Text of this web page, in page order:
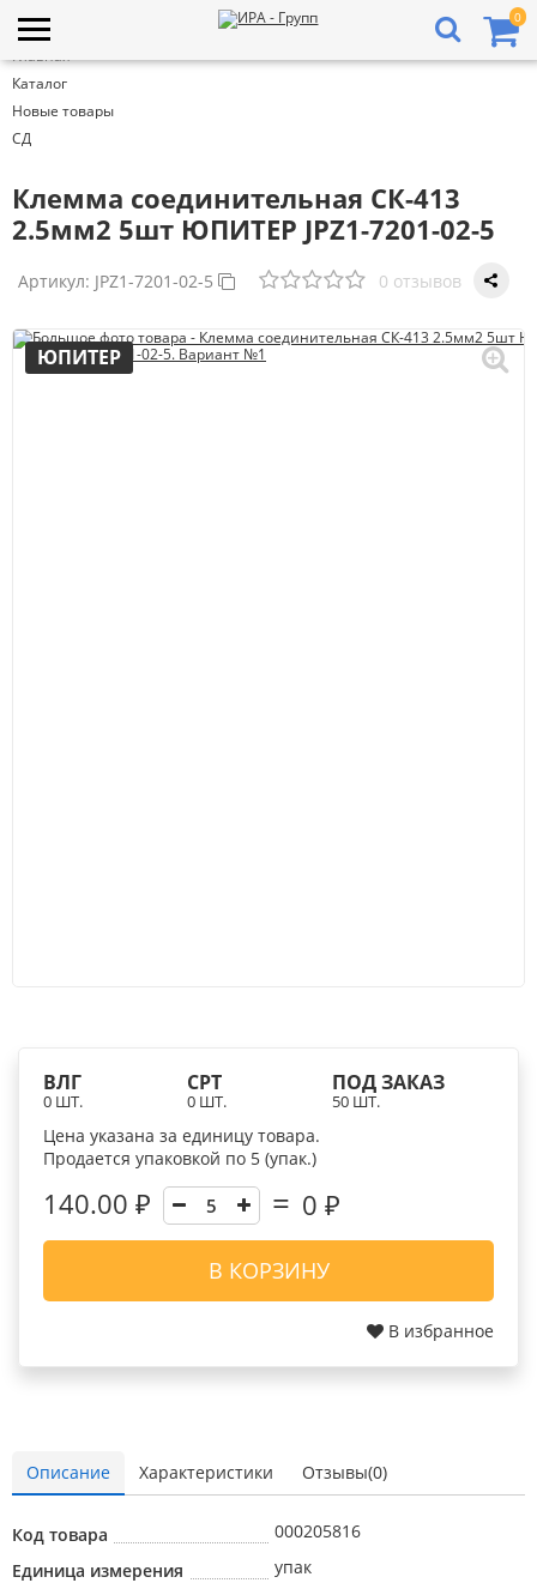
0
Главная
Каталог
Новые товары
СД
Клемма соединительная СК-413
2.5мм2 5шт ЮПИТЕР JPZ1-7201-02-5
Артикул: JPZ1-7201-02-5 0 отзывов
ЮПИТЕР
ВЛГ
0 ШТ.
СРТ
0 ШТ.
ПОД ЗАКАЗ
50 ШТ.
Цена указана за единицу товара.
Продается упаковкой по 5 (упак.)
140.00 ₽ 0 ₽
В КОРЗИНУ
В избранное
Описание Характеристики Отзывы(0)
Код товара
000205816
Единица измерения
упак